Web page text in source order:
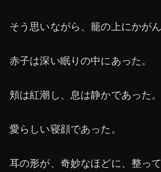
そう思いながら、籠の上にかがん
赤子は深い眠りの中にあった。
頬は紅潮し、息は静かであった。
愛らしい寝顔であった。
耳の形が、奇妙なほどに、整って